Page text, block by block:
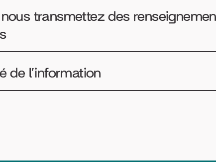
transmettez des
de l’information